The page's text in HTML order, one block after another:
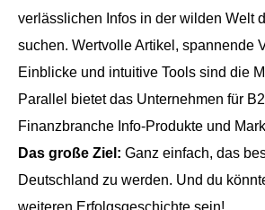
verlässlichen Infos in der wilden Welt
suchen. Wertvolle Artikel, spannende
Einblicke und intuitive Tools sind die
Parallel bietet das Unternehmen für
Finanzbranche Info-Produkte und
Das große Ziel: Ganz einfach, das
Deutschland zu werden. Und du
weiteren Erfolgsgeschichte sein!